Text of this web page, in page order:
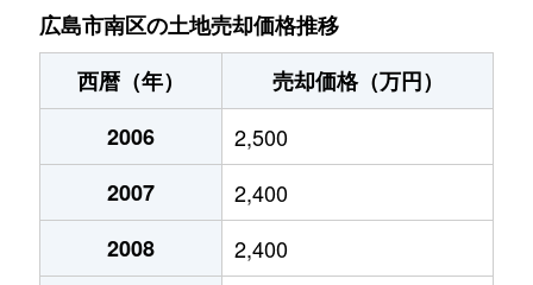
宇品御幸
6,000万円 広島
宇品御幸
7,700万円 広島
徒歩45分
宇品御幸
1,400万円
宇品御幸
2,600万円
宇品御幸
11,000万円
広島市南区の土地売却価格推移
西暦（年）
売却価格（万円）
2006
2,500
2007
2,400
2008
2,400